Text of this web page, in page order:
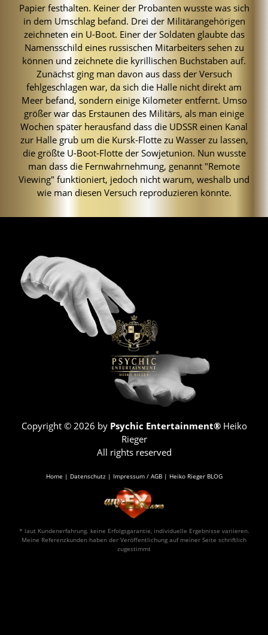
Papier festhalten. Keiner der Probanten wusste was sich
in dem Umschlag befand. Drei der Militärangehörigen
zeichneten ein U-Boot. Einer der Soldaten glaubte das
Namensschild eines russischen Mitarbeiters sehen zu
können und zeichnete die kyrillischen Buchstaben auf.
Zunächst ging man davon aus dass der Versuch
fehlgeschlagen war, da sich die Halle nicht direkt am
Meer befand, sondern einige Kilometer entfernt. Umso
größer war das Erstaunen des Militärs, als man einige
Wochen später herausfand dass die UDSSR einen Kanal
zur Halle grub um die Kursk-Flotte zu Wasser zu lassen,
die größte U-Boot-Flotte der Sowjetunion. Nun wusste
man dass die Fernwahrnehmung, genannt "Remote
Viewing" funktioniert, jedoch nicht warum, weshalb und
wie man diesen Versuch reproduzieren könnte.
Copyright © 2026 by Psychic Entertainment®Heiko
Rieger
All rights reserved
Home | Datenschutz| Impressum / AGB| Heiko Rieger BLOG
* laut Kundenerfahrung. keine Erfolgsgarantie, individuelle Ergebnisse variieren.
Meine Referenzkunden haben der Veröffentlichung auf meiner Seite schriftlich
zugestimmt